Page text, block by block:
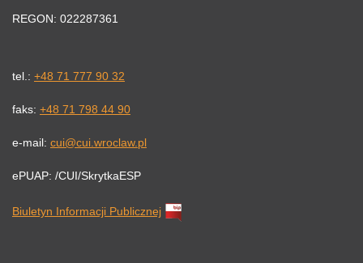
REGON: 022287361
tel.: +48 71 777 90 32
faks: +48 71 798 44 90
e-mail: cui@cui.wroclaw.pl
ePUAP: /CUI/SkrytkaESP
Biuletyn Informacji Publicznej